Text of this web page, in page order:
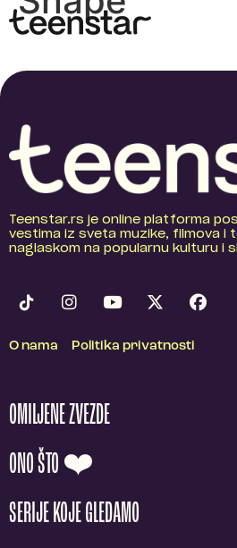
Teenstar.rs je online platforma
vestima iz sveta muzike, filmova i
naglaskom na popularnu kulturu i
O nama Politika privatnosti
OMILJENE ZVEZDE
ONO ŠTO ❤️
SERIJE KOJE GLEDAMO